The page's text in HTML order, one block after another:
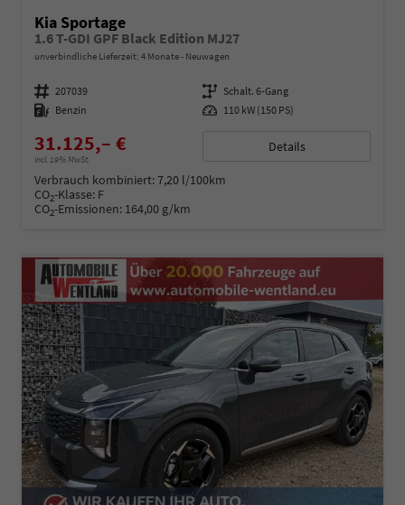
Kia Sportage
1.6 T-GDI GPF Black Edition MJ27
unverbindliche Lieferzeit: 4 Monate Neuwagen
Fahrzeugnummer 207039 Getriebe Schalt. 6-Gang
Kraftstoff Benzin Leistung 110 kW (150 PS)
31.125,– €
incl. 19% MwSt.
Details
Verbrauch kombiniert:7,20 l/100km
CO2-Klasse: F
CO2-Emissionen: 164,00 g/km